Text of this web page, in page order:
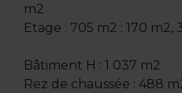
m2
Etage : 705 m2 : 170 m2,
Bâtiment H : 1 037 m2
Rez de chaussée : 488